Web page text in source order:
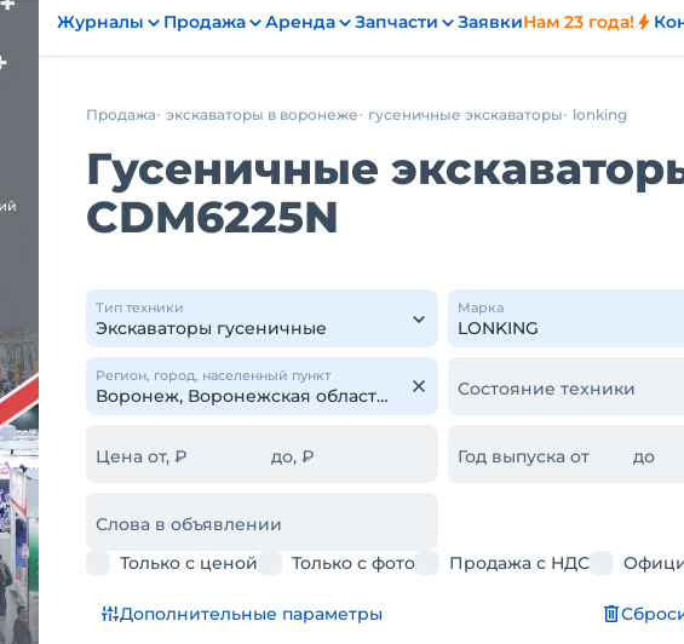
Журналы Продажа Аренда Запчасти ЗаявкиНам 23 года!
Продажа экскаваторы в воронеже гусеничные экскаваторы lonking
Гусеничные
CDM6225N
Тип техники Марка
Регион, город, населенный пункт
Состояние техники
Цена от, ₽ до, ₽ Год выпуска от до
Слова в объявлении
Только с ценой
Только с фото Продажа с НДС
Дополнительные параметры